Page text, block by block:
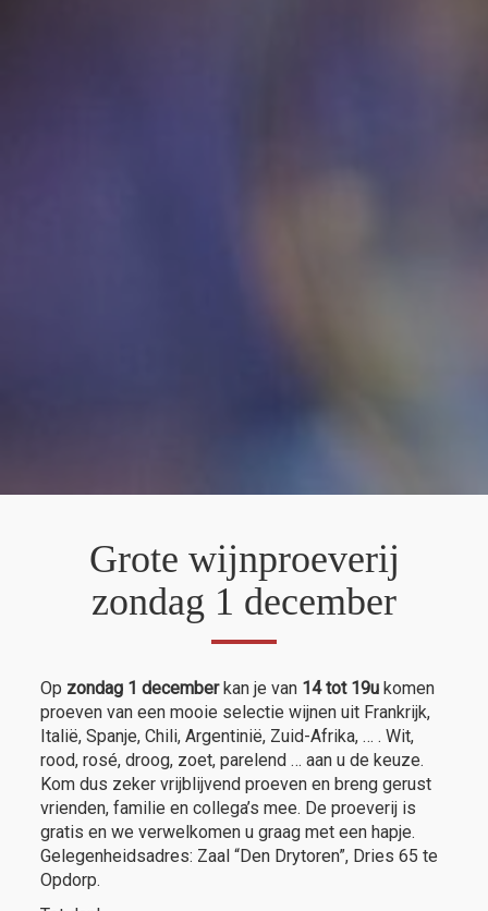
Grote wijnproeverij
zondag 1 december
Op zondag 1 decemberkan je van 14 tot 19u komen
proeven van een mooie selectie wijnen uit Frankrijk,
Italië, Spanje, Chili, Argentinië, Zuid-Afrika, … . Wit,
rood, rosé, droog, zoet, parelend … aan u de keuze.
Kom dus zeker vrijblijvend proeven en breng gerust
vrienden, familie en collega’s mee. De proeverij is
gratis en we verwelkomen u graag met een hapje.
Gelegenheidsadres: Zaal “Den Drytoren”, Dries 65 te
Opdorp.